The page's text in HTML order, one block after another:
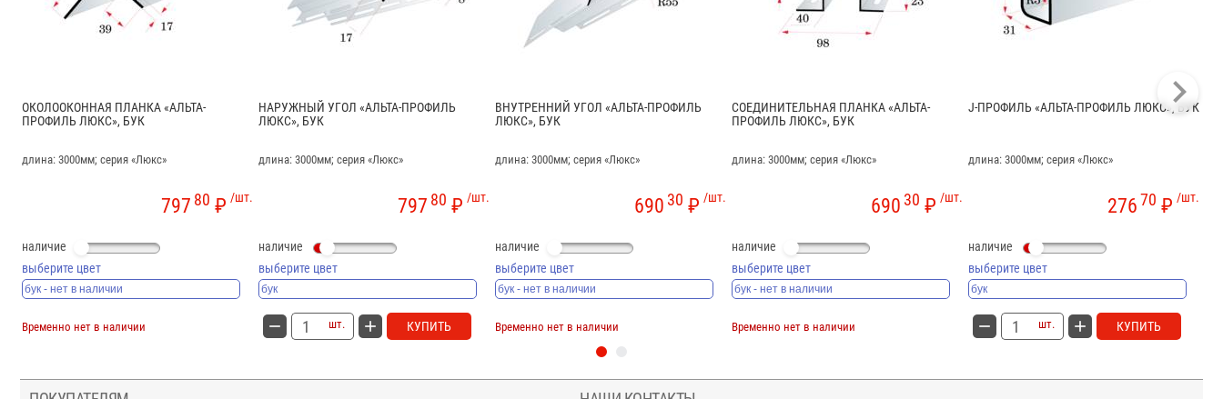
ОКОЛООКОННАЯ ПЛАНКА «АЛЬТА-
ПРОФИЛЬ ЛЮКС», БУК
длина: 3000мм; серия «Люкс»
/шт.
797 80 ₽
наличие
выберите цвет
Временно нет в наличии
НАРУЖНЫЙ УГОЛ «АЛЬТА-ПРОФИЛЬ
ЛЮКС», БУК
длина: 3000мм; серия «Люкс»
/шт.
797 80 ₽
наличие
выберите цвет
шт. КУПИТЬ
ВНУТРЕННИЙ УГОЛ «АЛЬТА-ПРОФИЛЬ
ЛЮКС», БУК
длина: 3000мм; серия «Люкс»
/шт.
690 30 ₽
наличие
выберите цвет
Временно нет в наличии
СОЕДИНИТЕЛЬНАЯ ПЛАНКА «АЛЬТА-
ПРОФИЛЬ ЛЮКС», БУК
длина: 3000мм; серия «Люкс»
/шт.
690 30 ₽
наличие
выберите цвет
Временно нет в наличии
J-ПРОФИЛЬ «АЛЬТА-ПРОФИЛЬ ЛЮКС», БУК
длина: 3000мм; серия «Люкс»
/шт.
27670 ₽
наличие
выберите цвет
шт. КУПИТЬ